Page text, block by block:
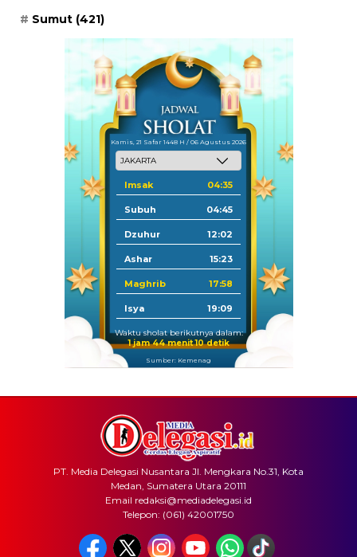
Sumut (421)
Kamis, 21 Safar 1448 H / 06 Agustus 2026
Imsak 04:35
Subuh 04:45
Dzuhur 12:02
Ashar 15:23
Maghrib 17:58
Isya 19:09
Waktu sholat berikutnya dalam:
1 jam 44 menit 10 detik
Sumber: Kemenag
PT. Media Delegasi Nusantara Jl. Mengkara No.31, Kota
Medan, Sumatera Utara 20111
Email redaksi@mediadelegasi.id
Telepon: (061) 42001750